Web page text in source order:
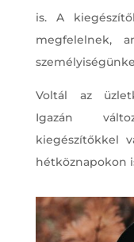
is. A
megfelelnek,
Voltál az
Igazán
kiegészítőkkel
hétköznapokon